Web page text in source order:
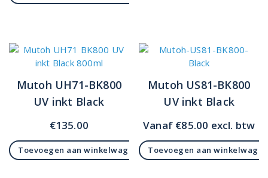
Mutoh UH71-BK800
UV inkt Black
€135.00
Toevoegen aan winkelwagen
Mutoh US81-BK800
UV inkt Black
Vanaf €85.00 excl. btw
Toevoegen aan winkelwagen